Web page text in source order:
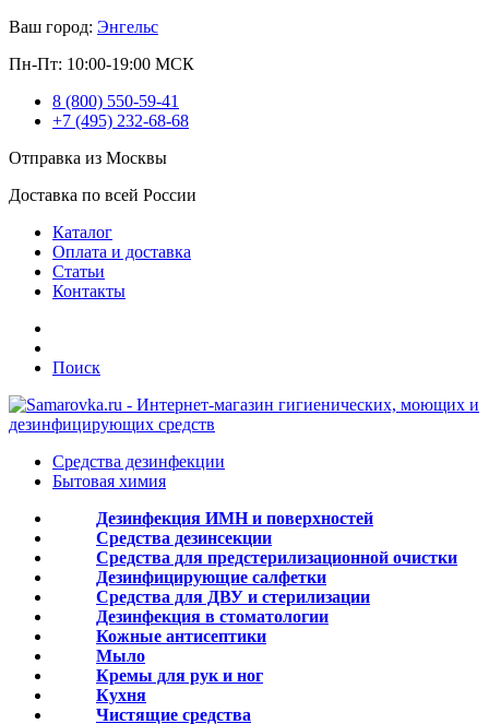
Ваш город: Энгельс
Пн-Пт: 10:00-19:00 МСК
8 (800) 550-59-41
+7 (495) 232-68-68
Отправка из Москвы
Доставка по всей России
Каталог
Оплата и доставка
Статьи
Контакты
Поиск
Средства дезинфекции
Бытовая химия
Дезинфекция ИМН и поверхностей
Средства дезинсекции
Средства для предстерилизационной очистки
Дезинфицирующие салфетки
Средства для ДВУ и cтерилизации
Дезинфекция в стоматологии
Кожные антисептики
Мыло
Кремы для рук и ног
Кухня
Чистящие средства